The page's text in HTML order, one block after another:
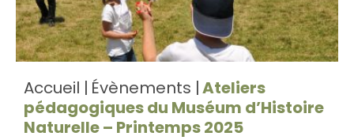
Accueil Évènements Ateliers
pédagogiques du Muséum d’Histoire
Naturelle – Printemps 2025